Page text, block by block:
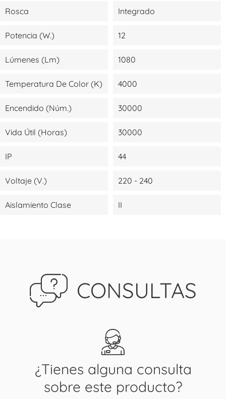
Rosca Integrado
Potencia (W.) 12
Lúmenes (lm) 1080
Temperatura De Color (K) 4000
Encendido (Núm.) 30000
Vida Útil (Horas) 30000
IP 44
Voltaje (V.) 220 - 240
Aislamiento Clase II
CONSULTAS
¿Tienes alguna consulta
sobre este producto?